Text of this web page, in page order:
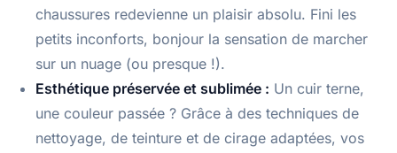
chaussures redevienne un plaisir absolu. Fini les
petits inconforts, bonjour la sensation de marcher
sur un nuage (ou presque !).
Esthétique préservée et sublimée : Un cuir terne,
une couleur passée ? Grâce à des techniques de
nettoyage, de teinture et de cirage adaptées, vos